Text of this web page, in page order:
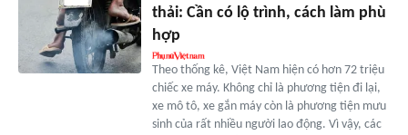
thải: Cần có lộ trình, cách làm phù
hợp
Theo thống kê, Việt Nam hiện có hơn 72 triệu
chiếc xe máy. Không chỉ là phương tiện đi lại,
xe mô tô, xe gắn máy còn là phương tiện mưu
sinh của rất nhiều người lao động. Vì vậy, các